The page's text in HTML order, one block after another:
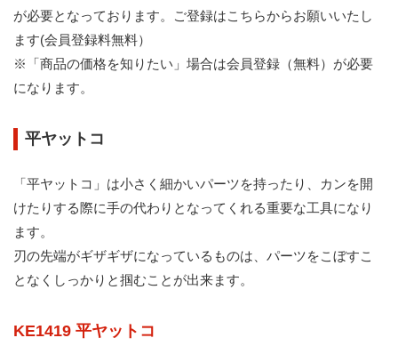
が必要となっております。
ご登録はこちらからお願いいたし
ます(会員登録料無料）
※「商品の価格を知りたい」場合は会員登録（無料）が必要
になります。
平ヤットコ
「平ヤットコ」は小さく細かいパーツを持ったり、カンを開
けたりする際に手の代わりとなってくれる重要な工具になり
ます。
刃の先端がギザギザになっているものは、パーツをこぼすこ
となくしっかりと掴むことが出来ます。
KE1419 平ヤットコ